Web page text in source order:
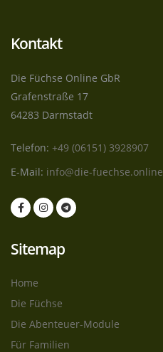
Kontakt
Die Füchse Online GbR
Grafenstraße 17
64283 Darmstadt
Telefon: +49 (06151) 3928907
E-Mail: info@die-fuechse.online
Sitemap
Home
Die Füchse
Die Abenteuer-Module
Für Familien